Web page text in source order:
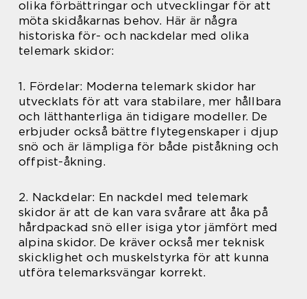
olika förbättringar och utvecklingar för att
möta skidåkarnas behov. Här är några
historiska för- och nackdelar med olika
telemark skidor:
1. Fördelar: Moderna telemark skidor har
utvecklats för att vara stabilare, mer hållbara
och lätthanterliga än tidigare modeller. De
erbjuder också bättre flytegenskaper i djup
snö och är lämpliga för både piståkning och
offpist-åkning.
2. Nackdelar: En nackdel med telemark
skidor är att de kan vara svårare att åka på
hårdpackad snö eller isiga ytor jämfört med
alpina skidor. De kräver också mer teknisk
skicklighet och muskelstyrka för att kunna
utföra telemarksvängar korrekt.